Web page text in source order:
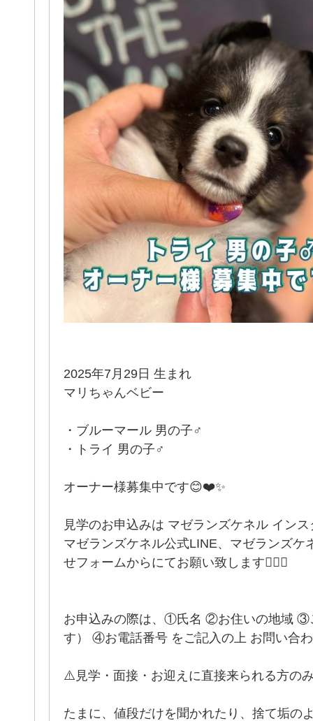
2025年7月29日 生まれ
マリちゃんベビー
・ブルーマール 男の子♂
・トライ 男の子♂
オーナー様募集中です😊❤️✨
見学のお申込みは マゼランズケネル イン
マゼランズケネル公式LINE、マゼランズケ
せフォームからにてお願い致します🙋🏻‍♀️
お申込みの際は、①氏名 ②お住いの地域 ③
す） ④お電話番号 をご記入の上 お問い合
⚠️見学・面接・お迎えに直接来られる方の
たまに、値段だけを聞かれたり、捨て垢の